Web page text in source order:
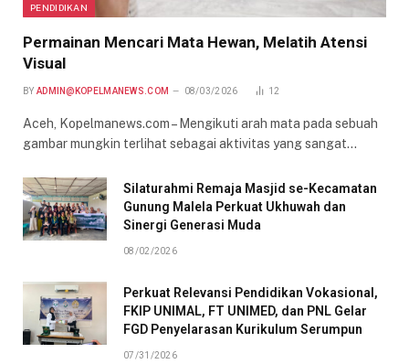
PENDIDIKAN
Permainan Mencari Mata Hewan, Melatih Atensi
Visual
BY ADMIN@KOPELMANEWS.COM 08/03/2026 12
Aceh, Kopelmanews.com – Mengikuti arah mata pada sebuah
gambar mungkin terlihat sebagai aktivitas yang sangat…
Silaturahmi Remaja Masjid se-Kecamatan
Gunung Malela Perkuat Ukhuwah dan
Sinergi Generasi Muda
08/02/2026
Perkuat Relevansi Pendidikan Vokasional,
FKIP UNIMAL, FT UNIMED, dan PNL Gelar
FGD Penyelarasan Kurikulum Serumpun
07/31/2026